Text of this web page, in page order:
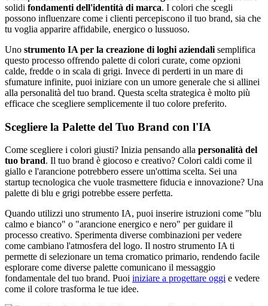
solidi fondamenti dell'identità di marca. I colori che scegli
possono influenzare come i clienti percepiscono il tuo brand, sia che
tu voglia apparire affidabile, energico o lussuoso.
Uno strumento IA per la creazione di loghi aziendali semplifica
questo processo offrendo palette di colori curate, come opzioni
calde, fredde o in scala di grigi. Invece di perderti in un mare di
sfumature infinite, puoi iniziare con un umore generale che si allinei
alla personalità del tuo brand. Questa scelta strategica è molto più
efficace che scegliere semplicemente il tuo colore preferito.
Scegliere la Palette del Tuo Brand con l'IA
Come scegliere i colori giusti? Inizia pensando alla personalità del
tuo brand. Il tuo brand è giocoso e creativo? Colori caldi come il
giallo e l'arancione potrebbero essere un'ottima scelta. Sei una
startup tecnologica che vuole trasmettere fiducia e innovazione? Una
palette di blu e grigi potrebbe essere perfetta.
Quando utilizzi uno strumento IA, puoi inserire istruzioni come "blu
calmo e bianco" o "arancione energico e nero" per guidare il
processo creativo. Sperimenta diverse combinazioni per vedere
come cambiano l'atmosfera del logo. Il nostro strumento IA ti
permette di selezionare un tema cromatico primario, rendendo facile
esplorare come diverse palette comunicano il messaggio
fondamentale del tuo brand. Puoi iniziare a progettare oggi e vedere
come il colore trasforma le tue idee.